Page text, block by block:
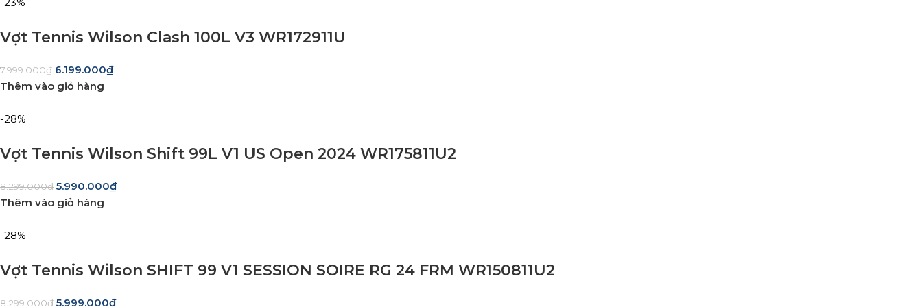
Vợt Tennis Wilson Clash 100L V3 WR172911U
7.999.000₫ 6.199.000₫
Thêm vào giỏ hàng
-28%
Vợt Tennis Wilson Shift 99L V1 US Open 2024 WR175811U2
8.299.000₫ 5.990.000₫
Thêm vào giỏ hàng
-28%
Vợt Tennis Wilson SHIFT 99 V1 SESSION SOIRE RG 24 FRM WR150811U2
8.299.000₫ 5.999.000₫